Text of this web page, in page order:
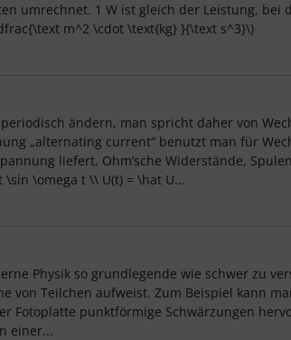
umrechnet. 1 W ist gleich der Leistung, bei
m^2 \cdot \text{kg} }{\text s^3}\)
ändern, man spricht daher von
„alternating current“ benutzt man für
liefert, Ohm’sche Widerstände,
\omega t \\ U(t) = \hat U...
Physik so grundlegende wie schwer zu
von Teilchen aufweist. Zum Beispiel kann
punktförmige Schwärzungen
einer...